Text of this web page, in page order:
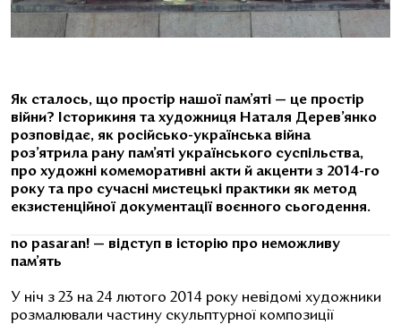
Як сталось, що простір нашої пам’яті — це простір
війни? Історикиня та художниця Наталя Дерев’янко
розповідає, як російсько-українська війна
роз’ятрила рану пам’яті українського суспільства,
про художні комеморативні акти й акценти з 2014-го
року та про сучасні мистецькі практики як метод
екзистенційної документації воєнного сьогодення.
no pasaran! — відступ в історію про неможливу
пам’ять
У ніч з 23 на 24 лютого 2014 року невідомі художники
розмалювали частину скульптурної композиції